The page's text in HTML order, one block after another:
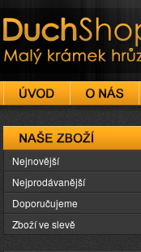
DuchShop
Naše zboží
Nejnovější
Nejprodávanější
Doporučujeme
Zboží ve slevě